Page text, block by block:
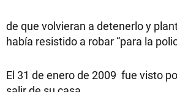
de que volvieran a detenerlo y
había resistido a robar “para la
El 31 de enero de 2009 fue visto